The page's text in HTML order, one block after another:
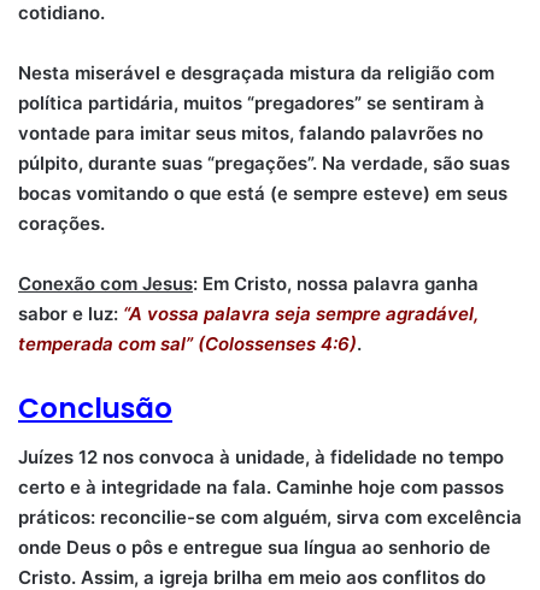
cotidiano.
Nesta miserável e desgraçada mistura da religião com
política partidária, muitos “pregadores” se sentiram à
vontade para imitar seus mitos, falando palavrões no
púlpito, durante suas “pregações”. Na verdade, são suas
bocas vomitando o que está (e sempre esteve) em seus
corações.
Conexão com Jesus: Em Cristo, nossa palavra ganha
sabor e luz: “A vossa palavra seja sempre agradável,
temperada com sal” (Colossenses 4:6).
Conclusão
Juízes 12 nos convoca à unidade, à fidelidade no tempo
certo e à integridade na fala. Caminhe hoje com passos
práticos: reconcilie-se com alguém, sirva com excelência
onde Deus o pôs e entregue sua língua ao senhorio de
Cristo. Assim, a igreja brilha em meio aos conflitos do